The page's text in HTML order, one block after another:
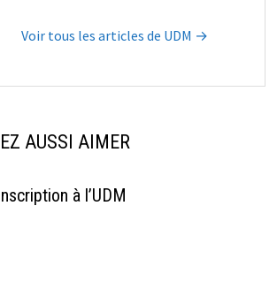
Voir tous les articles de UDM →
AUSSI AIMER
à l’UDM